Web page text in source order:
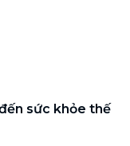
sức khỏe thế